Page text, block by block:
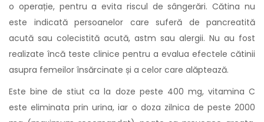
o operație, pentru a evita riscul de sângerări. Cătina nu
este indicată persoanelor care suferă de pancreatită
acută sau colecistită acută, astm sau alergii. Nu au fost
realizate încă teste clinice pentru a evalua efectele cătinii
asupra femeilor însărcinate și a celor care alăptează.
Este bine de stiut ca la doze peste 400 mg, vitamina C
este eliminata prin urina, iar o doza zilnica de peste 2000